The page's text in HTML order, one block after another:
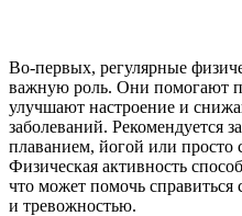
Во-первых, регулярные
важную роль. Они помогают
улучшают настроение и
заболеваний. Рекомендуется
плаванием, йогой или просто
Физическая активность
что может помочь
и тревожностью.